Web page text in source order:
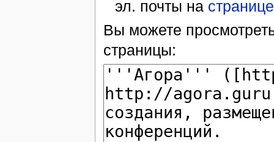
эл. почты на
Вы можете
страницы: